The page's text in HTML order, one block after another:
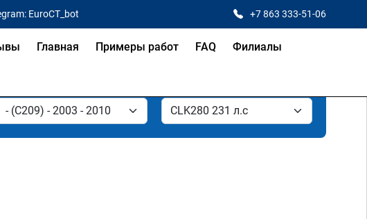
EuroCT_bot +7 863 333-51-06
Главная Примеры работ FAQ Филиалы